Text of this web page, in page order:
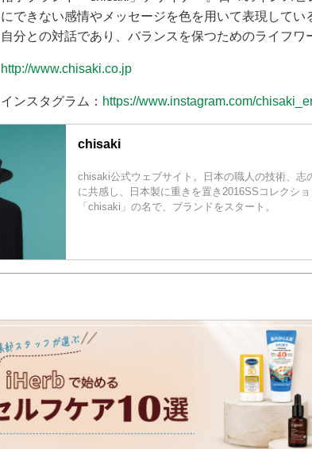
にできない感情やメッセージを色を用いて表現してい
自分との対話であり、バランスを保つためのライフワ
http://www.chisaki.co.jp
インスタグラム： https://www.instagram.com/
chisaki
chisaki公式ウェブサイト。日本の職人の技術、志
に共感し、日本製に重きを置き2016SSコレクショ
「chisaki」の名で、ブランドをスタート。